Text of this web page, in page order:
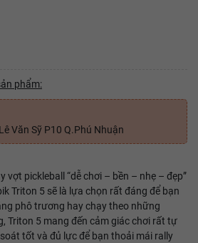
phẩm:
Văn Sỹ P10 Q.Phú Nhuận
vợt pickleball “dễ chơi – bền – nhẹ – đẹp”
Triton 5 sẽ là lựa chọn rất đáng để bạn
phô trương hay chạy theo những
Triton 5 mang đến cảm giác chơi rất tự
tốt và đủ lực để bạn thoải mái rally